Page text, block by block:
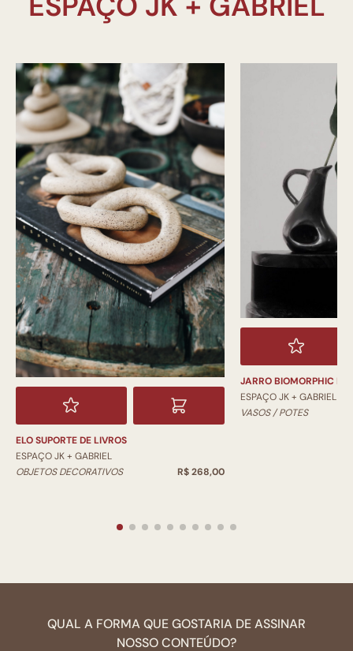
ELO SUPORTE DE LIVROS
ESPAÇO JK + GABRIEL
OBJETOS DECORATIVOS
R$ 268,00
JARRO BIOMORPHIC
ESPAÇO JK + GABRIEL
VASOS / POTES
QUAL A FORMA QUE GOSTARIA DE ASSINAR
NOSSO CONTEÚDO?